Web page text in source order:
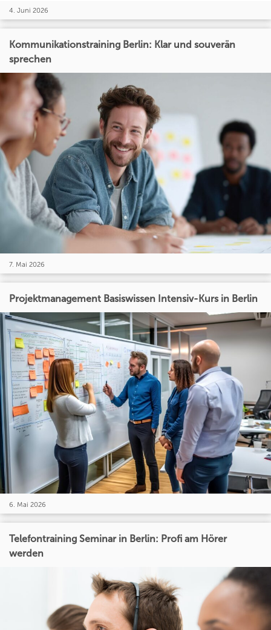
4. Juni 2026
Kommunikationstraining Berlin: Klar und souverän
sprechen
7. Mai 2026
Projektmanagement Basiswissen Intensiv-Kurs in Berlin
6. Mai 2026
Telefontraining Seminar in Berlin: Profi am Hörer
werden